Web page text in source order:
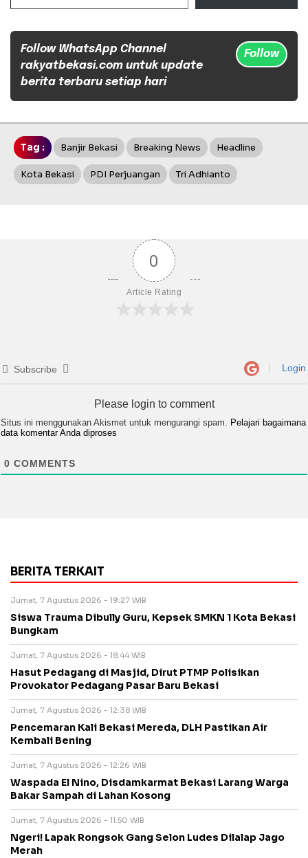
Follow WhatsApp Channel
rakyatbekasi.com untuk update
berita terbaru setiap hari
Follow
Tag : Banjir Bekasi Breaking News Headline
Kota Bekasi PDI Perjuangan Tri Adhianto
0
Article Rating
Subscribe Login
Please login to comment
Situs ini menggunakan Akismet untuk mengurangi spam. Pelajari bagaimana
data komentar Anda diproses
0 COMMENTS
BERITA TERKAIT
Jumat, 7 Agustus 2026 - 19:27 WIB
Siswa Trauma Dibully Guru, Kepsek SMKN 1 Kota Bekasi
Bungkam
Jumat, 7 Agustus 2026 - 18:44 WIB
Hasut Pedagang di Masjid, Dirut PTMP Polisikan
Provokator Pedagang Pasar Baru Bekasi
Jumat, 7 Agustus 2026 - 12:38 WIB
Pencemaran Kali Bekasi Mereda, DLH Pastikan Air
Kembali Bening
Jumat, 7 Agustus 2026 - 12:26 WIB
Waspada El Nino, Disdamkarmat Bekasi Larang Warga
Bakar Sampah di Lahan Kosong
Jumat, 7 Agustus 2026 - 11:50 WIB
Ngeri! Lapak Rongsok Gang Selon Ludes Dilalap Jago
Merah